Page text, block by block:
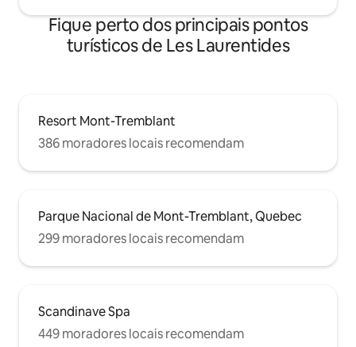
Fique perto dos principais pontos
turísticos de Les Laurentides
Resort Mont-Tremblant
386 moradores locais recomendam
Parque Nacional de Mont-Tremblant, Quebec
299 moradores locais recomendam
Scandinave Spa
449 moradores locais recomendam